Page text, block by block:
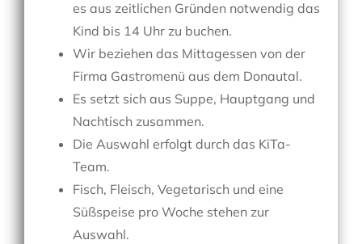
es aus zeitlichen Gründen notwendig das
Kind bis 14 Uhr zu buchen.
Wir beziehen das Mittagessen von der
Firma Gastromenü aus dem Donautal.
Es setzt sich aus Suppe, Hauptgang und
Nachtisch zusammen.
Die Auswahl erfolgt durch das KiTa-
Team.
Fisch, Fleisch, Vegetarisch und eine
Süßspeise pro Woche stehen zur
Auswahl.